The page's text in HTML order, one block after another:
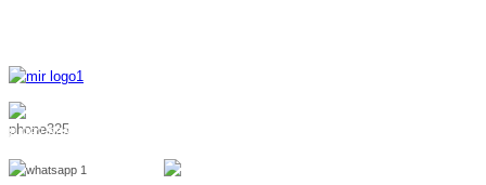
8 962 888 51 55